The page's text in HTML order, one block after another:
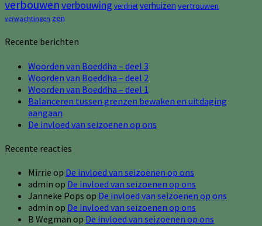
verbouwenverbouwing verdrietverhuizen vertrouwen
verwachtingen zen
Recente berichten
Woorden van Boeddha – deel 3
Woorden van Boeddha – deel 2
Woorden van Boeddha – deel 1
Balanceren tussen grenzen bewaken en uitdaging
aangaan
De invloed van seizoenen op ons
Recente reacties
Mirrie op De invloed van seizoenen op ons
admin op De invloed van seizoenen op ons
Janneke Pops op De invloed van seizoenen op ons
admin op De invloed van seizoenen op ons
B Wegman op De invloed van seizoenen op ons